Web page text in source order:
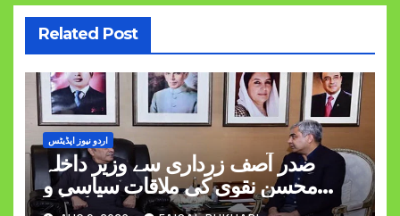
Related Post
اردو نیوز اپڈیٹس
صدر آصف زرداری سے وزیر داخلہ
محسن نقوی کی ملاقات سیاسی و
قومی امور پر گفتگو